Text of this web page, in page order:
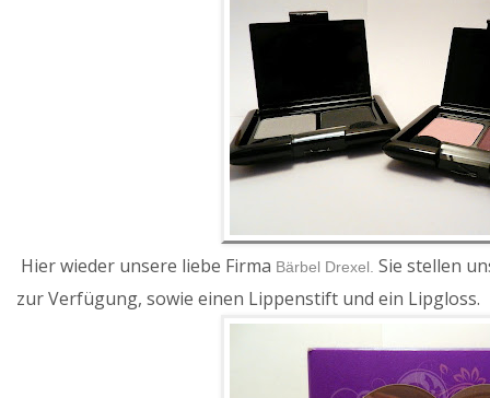
Hier wieder unsere liebe Firma Bärbel Drexel. Sie stellen
zur Verfügung, sowie einen Lippenstift und ein Lipgloss.